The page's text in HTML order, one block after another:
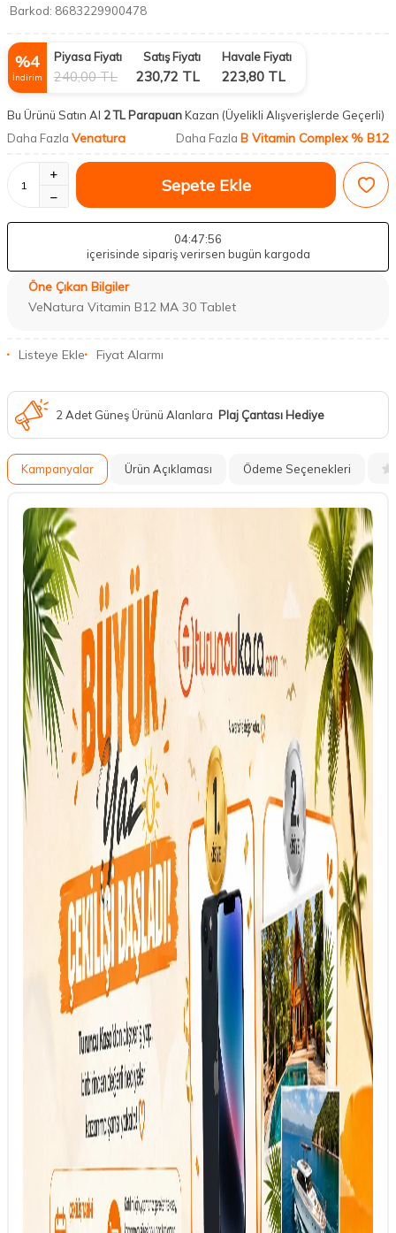
Barkod: 8683229900478
%4
İndirim
Piyasa Fiyatı
240,00TL
Satış Fiyatı
230,72 TL
Havale Fiyatı
223,80 TL
Bu Ürünü Satın Al 2 TL ParapuanKazan (Üyelikli Alışverişlerde Geçerli)
Daha Fazla Venatura Daha Fazla B Vitamin Complex % B12
Sepete Ekle
04:47:55
içerisinde sipariş verirsen bugün kargoda
Öne Çıkan Bilgiler
VeNatura Vitamin B12 MA 30 Tablet
Listeye Ekle Fiyat Alarmı
2 Adet Güneş Ürünü Alanlara Plaj Çantası Hediye
Kampanyalar Ürün Açıklaması Ödeme Seçenekleri